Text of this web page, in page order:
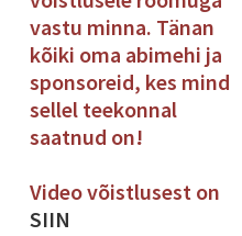
vastu minna. Tänan
kõiki oma abimehi ja
sponsoreid, kes mind
sellel teekonnal
saatnud on!
Video võistlusest on
SIIN